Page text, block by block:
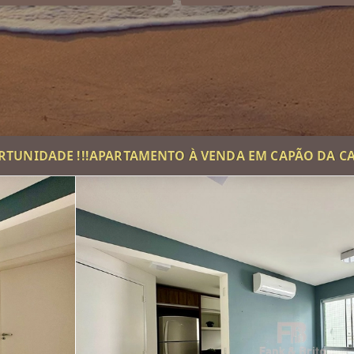
!!!APARTAMENTO À VENDA EM CAPÃO DA